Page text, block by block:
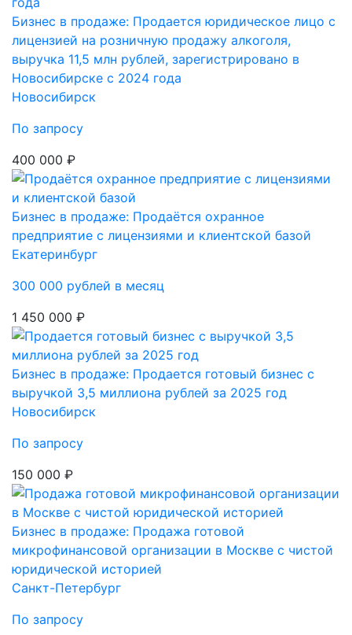
Бизнес в продаже: Продается юридическое лицо с
лицензией на розничную продажу алкоголя,
выручка 11,5 млн рублей, зарегистрировано в
Новосибирске с 2024 года
Новосибирск
По запросу
400 000 ₽
Бизнес в продаже: Продаётся охранное
предприятие с лицензиями и клиентской базой
Екатеринбург
300 000 рублей в месяц
1 450 000 ₽
Бизнес в продаже: Продается готовый бизнес с
выручкой 3,5 миллиона рублей за 2025 год
Новосибирск
По запросу
150 000 ₽
Бизнес в продаже: Продажа готовой
микрофинансовой организации в Москве с чистой
юридической историей
Санкт-Петербург
По запросу